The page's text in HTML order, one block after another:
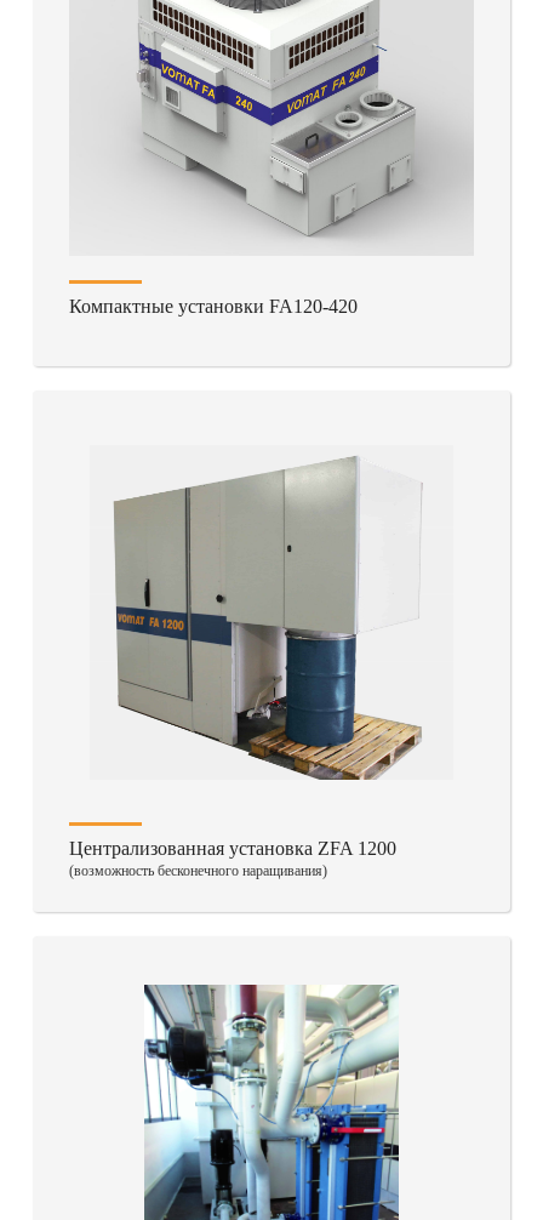
Компактные установки FA120-420
Централизованная установка ZFA 1200
(возможность бесконечного наращивания)